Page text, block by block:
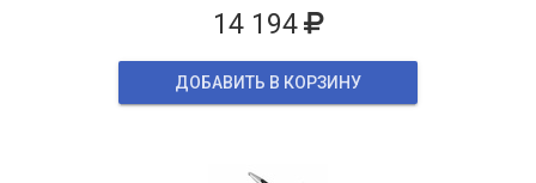
14 194
ДОБАВИТЬ В КОРЗИНУ